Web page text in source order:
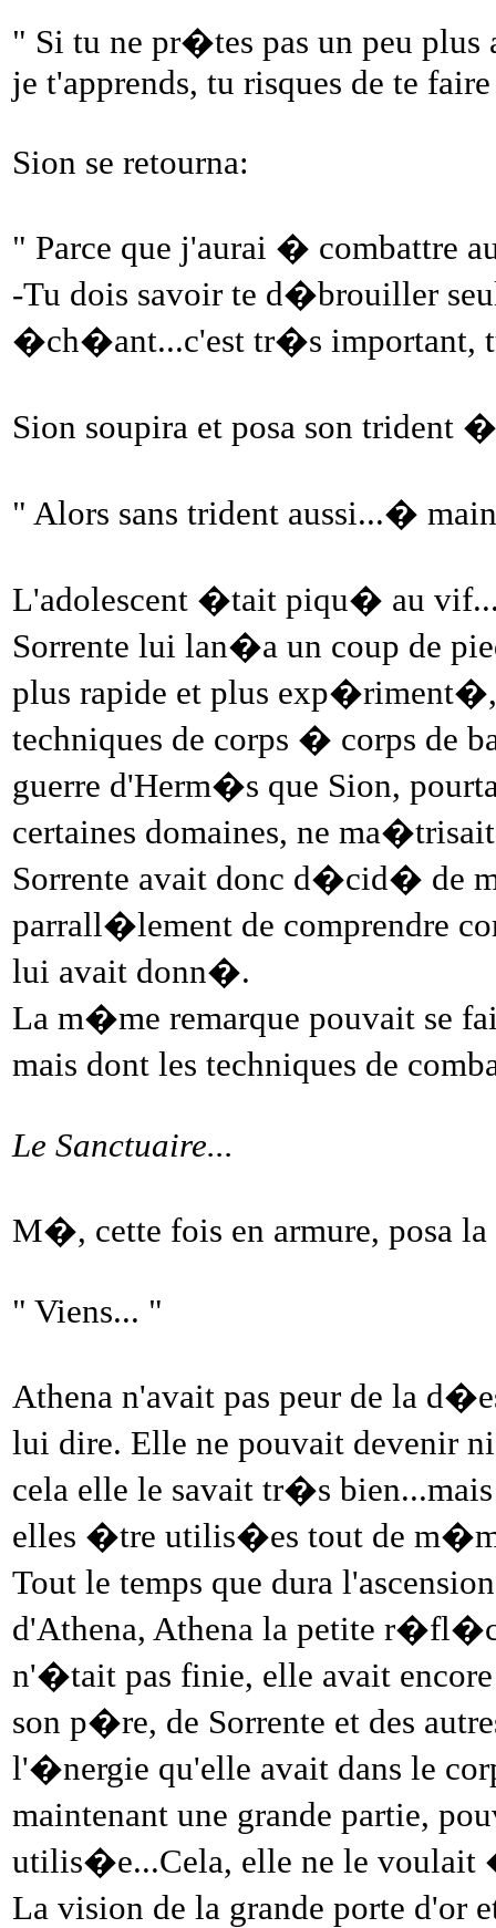
" Si tu ne pr�tes pas un peu plus
je t'apprends, tu risques de te
Sion se retourna:
" Parce que j'aurai � combattre
-Tu dois savoir te d�brouiller
�ch�ant...c'est tr�s important,
Sion soupira et posa son trident
" Alors sans trident aussi...�
L'adolescent �tait piqu� au
Sorrente lui lan�a un coup de
plus rapide et plus
techniques de corps � corps de
guerre d'Herm�s que Sion,
certaines domaines, ne
Sorrente avait donc d�cid� de
parrall�lement de comprendre
lui avait donn�.
La m�me remarque pouvait se
mais dont les techniques de
Le Sanctuaire...
M�, cette fois en armure, posa
" Viens... "
Athena n'avait pas peur de la
lui dire. Elle ne pouvait devenir
cela elle le savait tr�s
elles �tre utilis�es tout de
Tout le temps que dura
d'Athena, Athena la petite
n'�tait pas finie, elle avait
son p�re, de Sorrente et des
l'�nergie qu'elle avait dans le
maintenant une grande partie,
utilis�e...Cela, elle ne le voulait
La vision de la grande porte d'or